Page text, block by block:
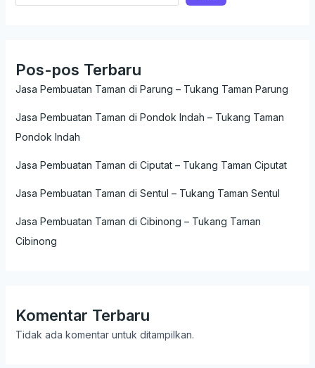
Pos-pos Terbaru
Jasa Pembuatan Taman di Parung – Tukang Taman Parung
Jasa Pembuatan Taman di Pondok Indah – Tukang Taman
Pondok Indah
Jasa Pembuatan Taman di Ciputat – Tukang Taman Ciputat
Jasa Pembuatan Taman di Sentul – Tukang Taman Sentul
Jasa Pembuatan Taman di Cibinong – Tukang Taman
Cibinong
Komentar Terbaru
Tidak ada komentar untuk ditampilkan.